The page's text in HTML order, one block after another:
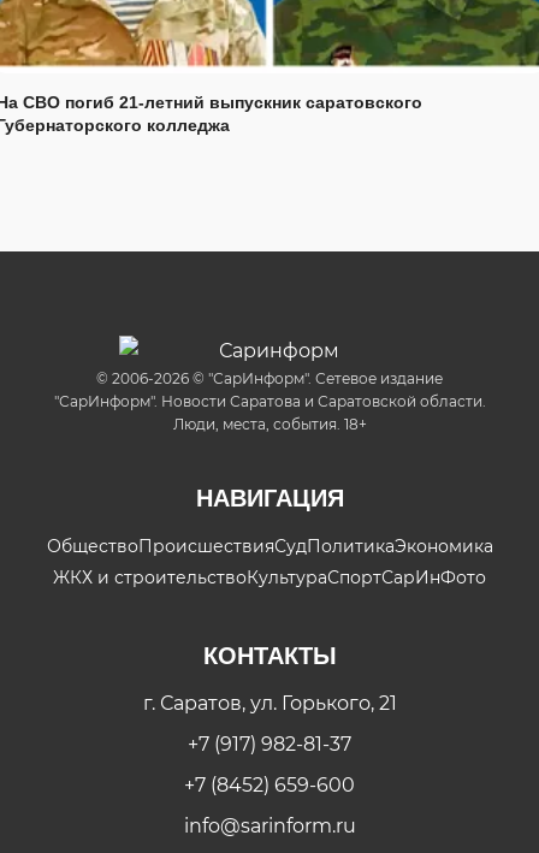
СВО погиб 21-летний выпускник саратовского
колледжа
© 2006-2026 © "СарИнформ". Сетевое издание
"СарИнформ". Новости Саратова и Саратовской области.
Люди, места, события. 18+
НАВИГАЦИЯ
ОбществоПроисшествияСудПолитикаЭкономика
ЖКХ и строительствоКультураСпортСарИнФото
КОНТАКТЫ
г. Саратов, ул. Горького, 21
+7 (917) 982-81-37
+7 (8452) 659-600
info@sarinform.ru